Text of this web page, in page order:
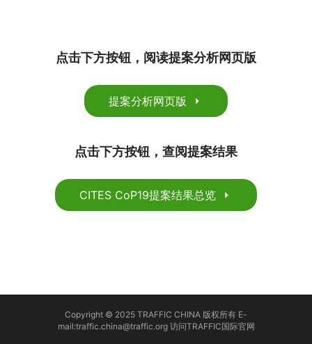
点击下方按钮，阅读提案分析网页版
提案分析网页版
点击下方按钮，查阅提案结果
CITES CoP19提案结果总览
Copyright © 2025 TRAFFIC CHINA 版权所有 E-
mail:traffic.china@traffic.org 访问TRAFFIC国际官网